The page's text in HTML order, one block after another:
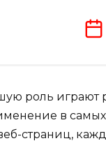
роль играют
в
страниц,